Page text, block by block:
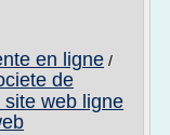
en ligne /
de
site web ligne